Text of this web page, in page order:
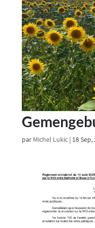
par Michel Lukic| 18 Sep,